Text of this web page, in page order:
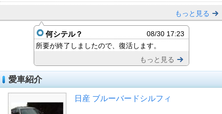
もっと見る
何シテル？
08/30 17:23
所要が終了しましたので、復活します。
もっと見る
愛車紹介
日産 ブルーバードシルフィ